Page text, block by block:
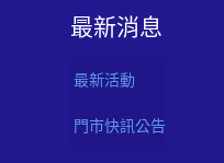
最新消息
最新活動
門市快訊公告